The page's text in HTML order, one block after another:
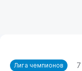
Лига чемпионов